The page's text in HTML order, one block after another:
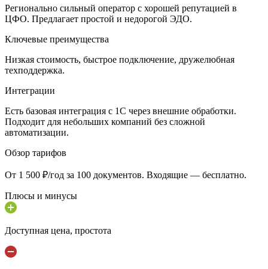
Регионально сильный оператор с хорошей репутацией в
ЦФО. Предлагает простой и недорогой ЭДО.
Ключевые преимущества
Низкая стоимость, быстрое подключение, дружелюбная
техподдержка.
Интеграции
Есть базовая интеграция с 1С через внешние обработки.
Подходит для небольших компаний без сложной
автоматизации.
Обзор тарифов
От 1 500 ₽/год за 100 документов. Входящие — бесплатно.
Плюсы и минусы
Доступная цена, простота